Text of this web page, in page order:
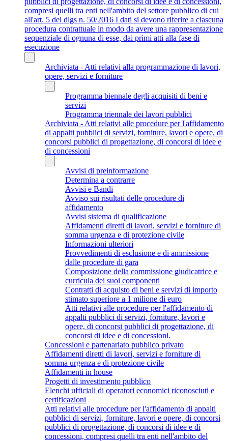
compresi quelli tra enti nell'ambito del settore pubblico di cui
all'art. 5 del dlgs n. 50/2016 I dati si devono riferire a ciascuna
procedura contrattuale in modo da avere una rappresentazione
sequenziale di ognuna di esse, dai primi atti alla fase di
esecuzione
Archiviata - Atti relativi alla programmazione di lavori,
opere, servizi e forniture
Programma biennale degli acquisiti di beni e
servizi
Programma triennale dei lavori pubblici
Archiviata - Atti relativi alle procedure per l'affidamento
di appalti pubblici di servizi, forniture, lavori e opere, di
concorsi pubblici di progettazione, di concorsi di idee e
di concessioni
Avvisi di preinformazione
Determina a contrarre
Avvisi e Bandi
Avviso sui risultati delle procedure di
affidamento
Avvisi sistema di qualificazione
Affidamenti diretti di lavori, servizi e forniture di
somma urgenza e di protezione civile
Informazioni ulteriori
Provvedimenti di esclusione e di ammissione
dalle procedure di gara
Composizione della commissione giudicatrice e
curricula dei suoi componenti
Contratti di acquisto di beni e servizi di importo
stimato superiore a 1 milione di euro
Atti relativi alle procedure per l'affidamento di
appalti pubblici di servizi, forniture, lavori e
opere, di concorsi pubblici di progettazione, di
concorsi di idee e di concessioni.
Concessioni e partenariato pubblico privato
Affidamenti diretti di lavori, servizi e forniture di
somma urgenza e di protezione civile
Affidamenti in house
Progetti di investimento pubblico
Elenchi ufficiali di operatori economici riconosciuti e
certificazioni
Atti relativi alle procedure per l'affidamento di appalti
pubblici di servizi, forniture, lavori e opere, di concorsi
pubblici di progettazione, di concorsi di idee e di
concessioni, compresi quelli tra enti nell'ambito del